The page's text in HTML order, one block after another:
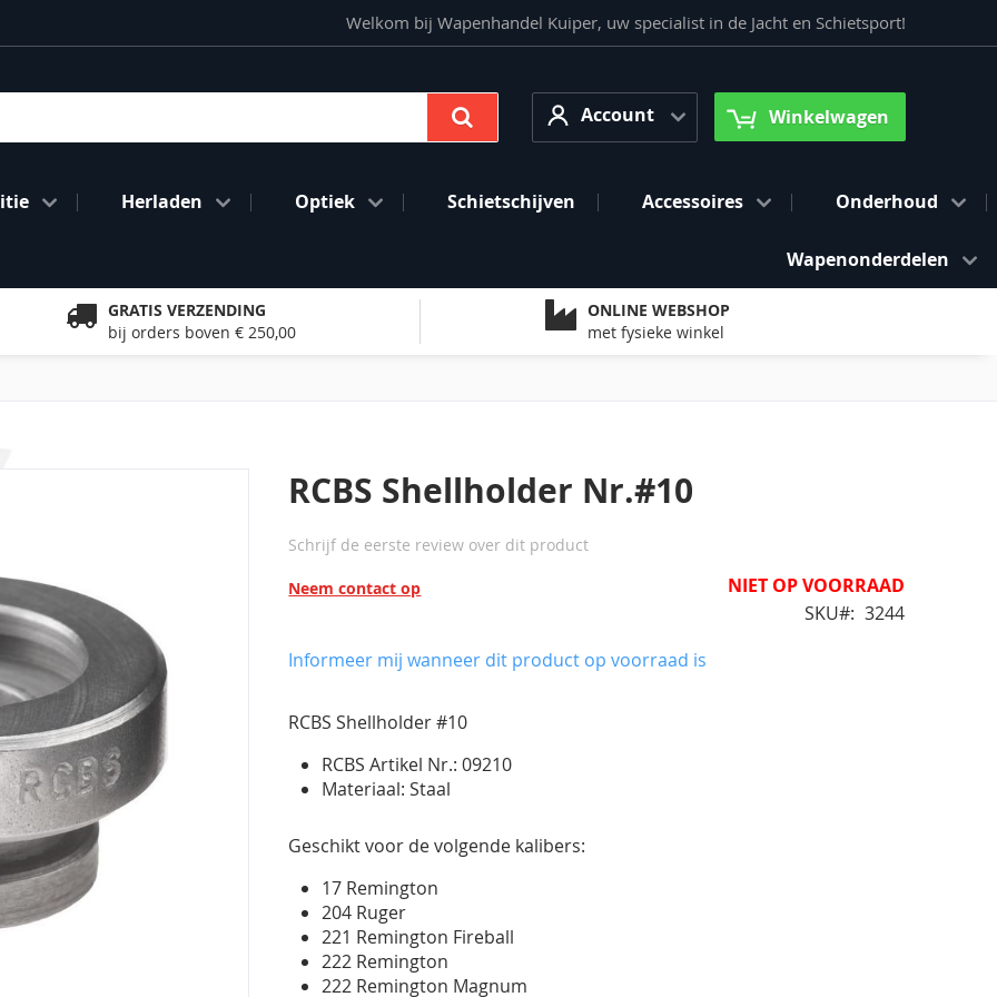
Welkom bij Wapenhandel Kuiper, uw specialist in de Jacht en Schietsport!
AccountAccount Winkelwagen
Herladen Optiek Schietschijven Accessoires Onderhoud
Wapenonderdelen
GRATIS VERZENDING
bij orders boven € 250,00
ONLINE WEBSHOP
met fysieke winkel
RCBS Shellholder Nr.#10
Schrijf de eerste review over dit product
Neem contact op
NIET OP VOORRAAD
SKU
3244
Informeer mij wanneer dit product op voorraad is
RCBS Shellholder #10
RCBS Artikel Nr.: 09210
Materiaal: Staal
Geschikt voor de volgende kalibers:
17 Remington
204 Ruger
221 Remington Fireball
222 Remington
222 Remington Magnum